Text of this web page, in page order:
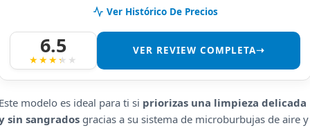
Ver Histórico De Precios
6.5 VER REVIEW COMPLETA➝
modelo es ideal para ti si priorizas una limpieza delicada
sin sangrados gracias a su sistema de microburbujas de aire y